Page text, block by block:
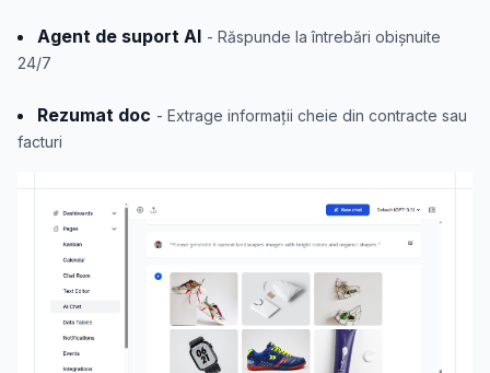
Agent de suport AI - Răspunde la întrebări obișnuite
24/7
Rezumat doc - Extrage informații cheie din contracte sau
facturi